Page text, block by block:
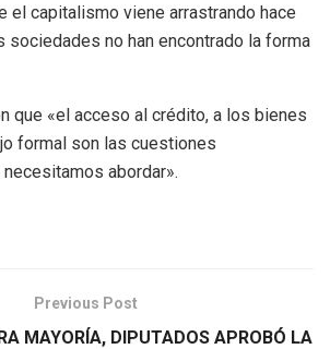
el capitalismo viene arrastrando hace
sociedades no han encontrado la forma
que «el acceso al crédito, a los bienes
formal son las cuestiones
abordar».
Previous Post
MAYORÍA, DIPUTADOS APROBÓ LA